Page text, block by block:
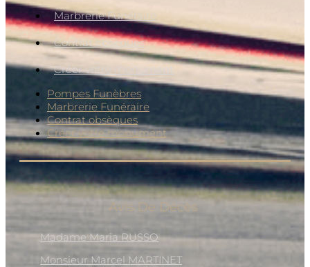
Marbrerie Funéraire
Contrat obsèques
Créer votre monument
Pompes Funèbres
Marbrerie Funéraire
Contrat obsèques
Créer votre monument
Avis De Décès
Madame Maria RUSSO
Monsieur Marcel MARTINET